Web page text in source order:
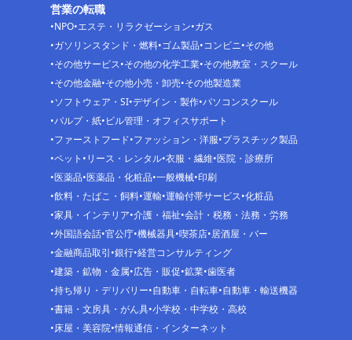
営業の転職
NPO エステ・リラクゼーション ガス
ガソリンスタンド・燃料 ゴム製品 コンビニ その他
その他サービス その他の化学工業 その他教室・スクール
その他金融 その他小売・卸売 その他製造業
ソフトウェア・SI デザイン・製作 パソコンスクール
パルプ・紙 ビル管理・オフィスサポート
ファーストフード ファッション・洋服 プラスチック製品
ペット リース・レンタル 衣服・繊維 医院・診療所
医薬品 医薬品・化粧品 一般機械 印刷
飲料・たばこ・飼料 運輸 運輸付帯サービス 化粧品
家具・インテリア 介護・福祉 会計・税務・法務・労務
外国語会話 官公庁 機械器具 喫茶店 居酒屋・バー
金融商品取引 銀行 経営コンサルティング
建築・鉱物・金属 広告・販促 鉱業 歯医者
持ち帰り・デリバリー 自動車・自転車 自動車・輸送機器
書籍・文房具・がん具 小学校・中学校・高校
床屋・美容院 情報通信・インターネット